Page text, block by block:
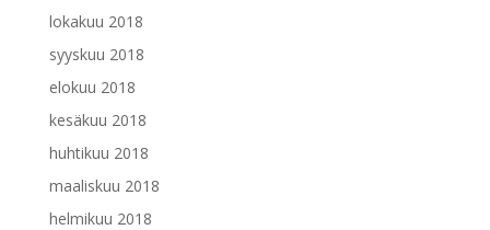
lokakuu 2018
syyskuu 2018
elokuu 2018
kesäkuu 2018
huhtikuu 2018
maaliskuu 2018
helmikuu 2018